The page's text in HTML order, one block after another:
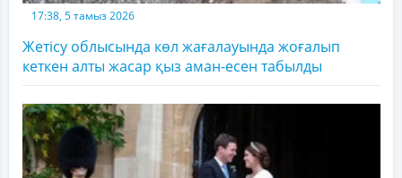
17:38, 5 тамыз 2026
Жетісу облысында көл жағалауында жоғалып
кеткен алты жасар қыз аман-есен табылды